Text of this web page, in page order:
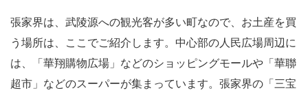
張家界は、武陵源への観光客が多い町なので、お土産を買
う場所は、ここでご紹介します。中心部の人民広場周辺に
は、「華翔購物広場」などのショッピングモールや「華聯
超市」などのスーパーが集まっています。張家界の「三宝